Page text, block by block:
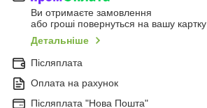
Ви отримаєте замовлення
або гроші повернуться на вашу картку
Детальніше
Післяплата
Оплата на рахунок
Післяплата "Нова Пошта"